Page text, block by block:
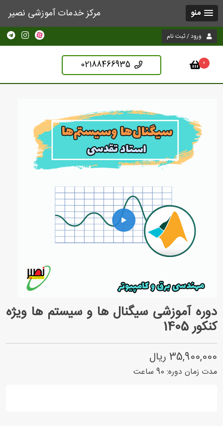
مرکز خدمات آموزشی نصیر منو
ورود / ثبت نام
0
02188466935
دوره آموزشی سیگنال ها و سیستم ها ویژه
کنکور 1405
35,900,000 ریال
مدت زمان دوره: 90 ساعت